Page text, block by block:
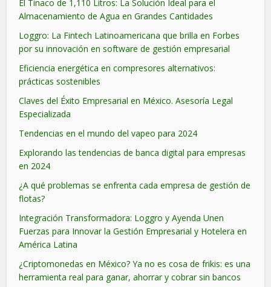
El Tinaco de 1,110 Litros: La Solución Ideal para el
Almacenamiento de Agua en Grandes Cantidades
Loggro: La Fintech Latinoamericana que brilla en Forbes
por su innovación en software de gestión empresarial
Eficiencia energética en compresores alternativos:
prácticas sostenibles
Claves del Éxito Empresarial en México. Asesoría Legal
Especializada
Tendencias en el mundo del vapeo para 2024
Explorando las tendencias de banca digital para empresas
en 2024
¿A qué problemas se enfrenta cada empresa de gestión de
flotas?
Integración Transformadora: Loggro y Ayenda Unen
Fuerzas para Innovar la Gestión Empresarial y Hotelera en
América Latina
¿Criptomonedas en México? Ya no es cosa de frikis: es una
herramienta real para ganar, ahorrar y cobrar sin bancos